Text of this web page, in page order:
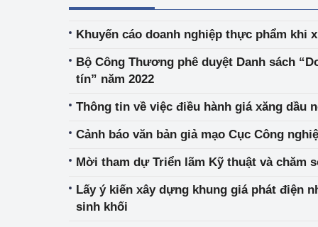
Bảo vệ môi trường
Bảo vệ nền tảng tư
Xúc tiến thương mại
Thị trường nước
Thị trường trong
Ngành Công
Khuyến cáo doanh nghiệp thực phẩm khi
Bộ Công Thương phê duyệt Danh sách
tín” năm 2022
Thông tin về việc điều hành giá xăng
Cảnh báo văn bản giả mạo Cục Công
Mời tham dự Triển lãm Kỹ thuật và chăm
Lấy ý kiến xây dựng khung giá phát điện
sinh khối